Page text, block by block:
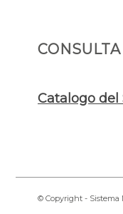
Catalogo del
© Copyright - Sistema